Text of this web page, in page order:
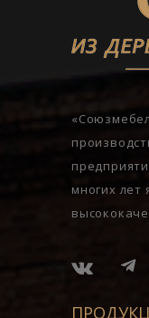
многих лет